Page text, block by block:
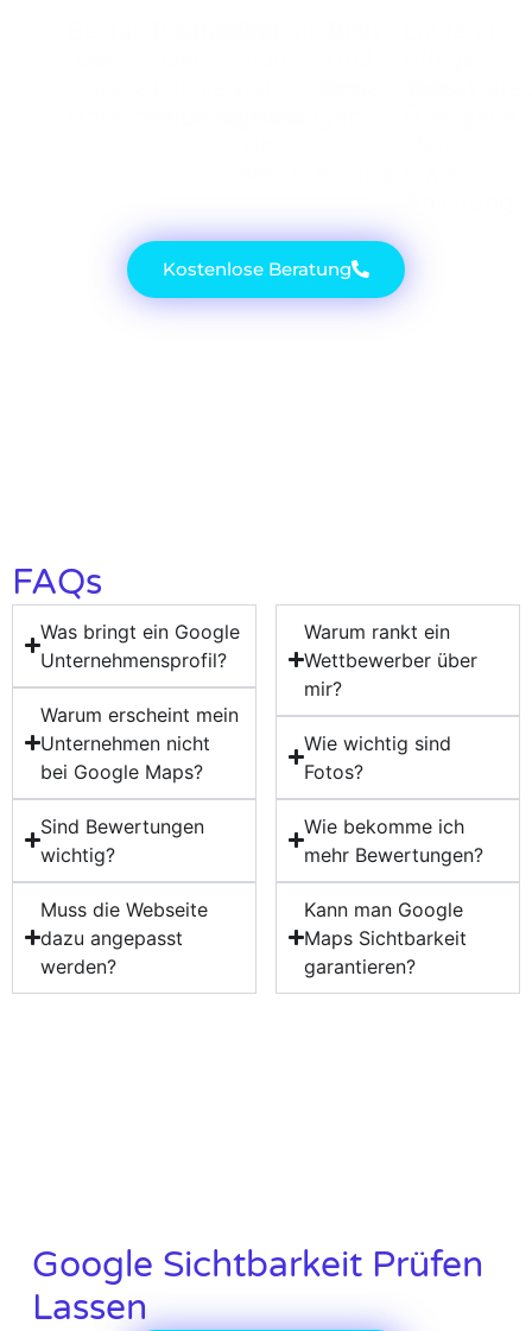
Kostenlose Beratung
FAQs
Was bringt ein Google
Unternehmensprofil?
Warum erscheint mein
Unternehmen nicht
bei Google Maps?
Sind Bewertungen
wichtig?
Muss die Webseite
dazu angepasst
werden?
Warum rankt ein
Wettbewerber über
mir?
Wie wichtig sind
Fotos?
Wie bekomme ich
mehr Bewertungen?
Kann man Google
Maps Sichtbarkeit
garantieren?
Google Sichtbarkeit Prüfen
Lassen